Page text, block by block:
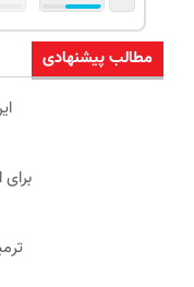
مطالب پیشنهادی